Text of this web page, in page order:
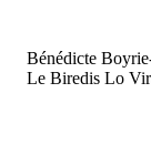
Bénédicte
Le Biredis Lo